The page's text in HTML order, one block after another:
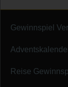
Gewinnspiel
Reise